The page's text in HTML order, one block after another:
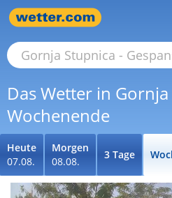
Das Wetter in
Wochenende
Heute
07.08.
Morgen
08.08.
3 Tage